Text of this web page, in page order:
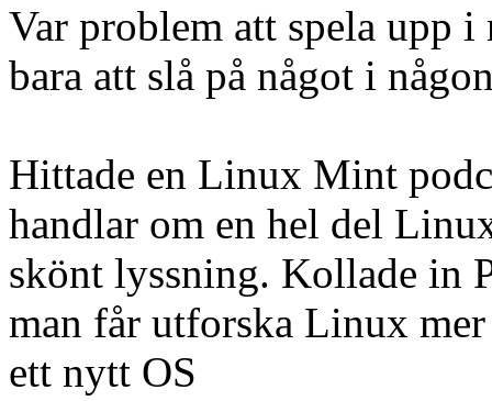
Var problem att spela upp
bara att slå på något i
Hittade en Linux Mint
handlar om en hel del
skönt lyssning. Kollade in
man får utforska Linux
ett nytt OS